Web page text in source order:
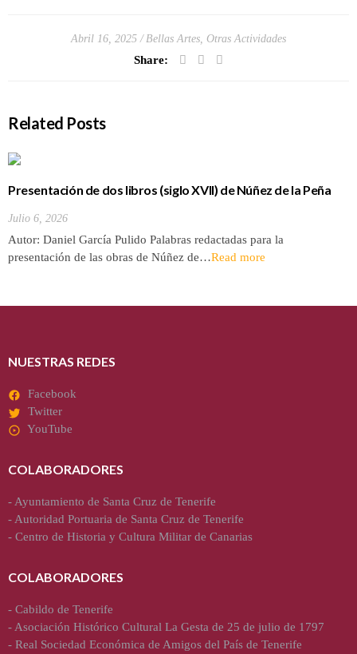
Abril 16, 2025 Bellas Artes, Otras Actividades
Share:
Related Posts
Presentación de dos libros (siglo XVII) de Núñez de la Peña
Julio 6, 2026
Autor: Daniel García Pulido Palabras redactadas para la
presentación de las obras de Núñez de…Read more
NUESTRAS REDES
Facebook
Twitter
YouTube
COLABORADORES
- Ayuntamiento de Santa Cruz de Tenerife
- Autoridad Portuaria de Santa Cruz de Tenerife
- Centro de Historia y Cultura Militar de Canarias
COLABORADORES
- Cabildo de Tenerife
- Asociación Histórico Cultural La Gesta de 25 de julio de 1797
- Real Sociedad Económica de Amigos del País de Tenerife